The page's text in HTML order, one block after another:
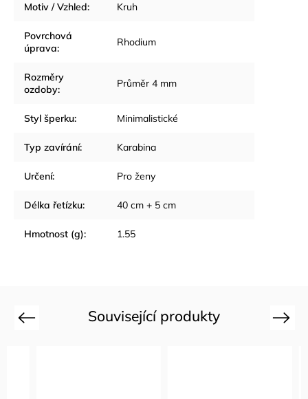
Motiv / Vzhled: Kruh
Povrchová
úprava: Rhodium
Rozměry
ozdoby: Průměr 4 mm
Styl šperku: Minimalistické
Typ zavírání: Karabina
Určení: Pro ženy
Délka řetízku: 40 cm + 5 cm
Hmotnost (g): 1.55
Související produkty
Previous Next